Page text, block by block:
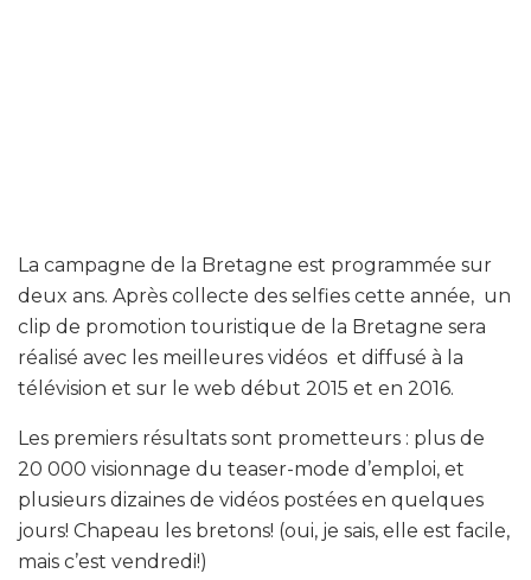
La campagne de la Bretagne est programmée sur
deux ans. Après collecte des selfies cette année, un
clip de promotion touristique de la Bretagne sera
réalisé avec les meilleures vidéos et diffusé à la
télévision et sur le web début 2015 et en 2016.
Les premiers résultats sont prometteurs : plus de
20 000 visionnage du teaser-mode d’emploi, et
plusieurs dizaines de vidéos postées en quelques
jours! Chapeau les bretons! (oui, je sais, elle est facile,
mais c’est vendredi!)